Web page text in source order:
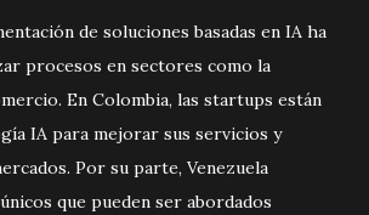
de soluciones basadas en IA ha
procesos en sectores como la
En Colombia, las startups están
IA para mejorar sus servicios y
Por su parte, Venezuela
que pueden ser abordados